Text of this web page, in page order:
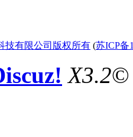
有限公司版权所有 (苏ICP备
X3.2©